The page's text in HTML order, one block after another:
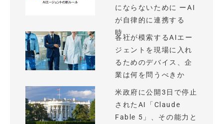
にならないために ーAI
が自律的に連携する
時...
各社が模索するAIエー
ジェントを現場に入れ
るためのデバイス、企
業は何を問うべきか
米政府に公開3日で停止
されたAI「Claude
Fable 5」、その能力と